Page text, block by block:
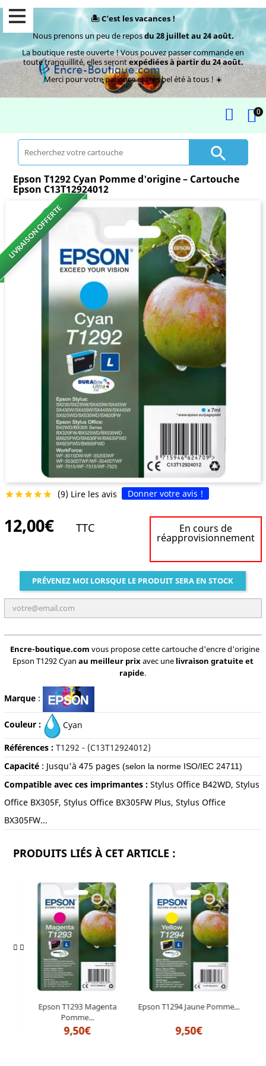
🏝️ C’est les vacances !
Nous prenons un peu de reposdu 28 juillet au 24 août.
La boutique reste ouverte ! Vous pouvez passer commande en
toute tranquillité, elles serontexpédiées à partir du 24 août.
Merci pour votre patience et très bel été à tous ! ☀️
0

Epson T1292 Cyan Pomme d'origine – Cartouche
Epson C13T12924012
LIVRAISON OFFERTE
 (9) Lire les avis Donner votre avis !
12,00€ TTC En cours de
réapprovisionnement
PRÉVENEZ MOI LORSQUE LE PRODUIT SERA EN STOCK
Encre-boutique.com vous propose cette cartouche d'encre d'origine
Epson T1292 Cyan au meilleur prixavec une livraison gratuite et
rapide.
Marque:
Couleur : Cyan
Références : T1292 - (C13T12924012)
Capacité: Jusqu'à 475 pages (selon la norme ISO/IEC 24711)
Compatible avec ces imprimantes : Stylus Office B42WD, Stylus
Office BX305F, Stylus Office BX305FW Plus, Stylus Office
BX305FW...
PRODUITS LIÉS À CET ARTICLE :
Epson T1293 Magenta
Pomme...
9,50€
Epson T1294 Jaune Pomme...
9,50€